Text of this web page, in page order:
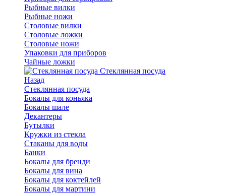
Рыбные вилки
Рыбные ножи
Столовые вилки
Столовые ложки
Столовые ножи
Упаковки для приборов
Чайные ложки
Стеклянная посуда
Назад
Стеклянная посуда
Бокалы для коньяка
Бокалы шале
Декантеры
Бутылки
Кружки из стекла
Стаканы для воды
Банки
Бокалы для бренди
Бокалы для вина
Бокалы для коктейлей
Бокалы для мартини